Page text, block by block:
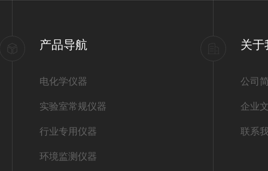
产品导航
电化学仪器
实验室常规仪器
行业专用仪器
环境监测仪器
关于
公司
企业
联系